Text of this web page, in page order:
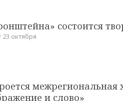
состоится
октября
межрегиональная
и слово»